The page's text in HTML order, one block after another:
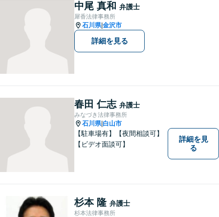
中尾 真和 弁護士
犀香法律事務所
石川県|金沢市
詳細を見る
春田 仁志 弁護士
みなづき法律事務所
石川県| 白山市
【駐車場有】【夜間相談可】
【ビデオ面談可】
詳細を見
る
杉本 隆 弁護士
杉本法律事務所